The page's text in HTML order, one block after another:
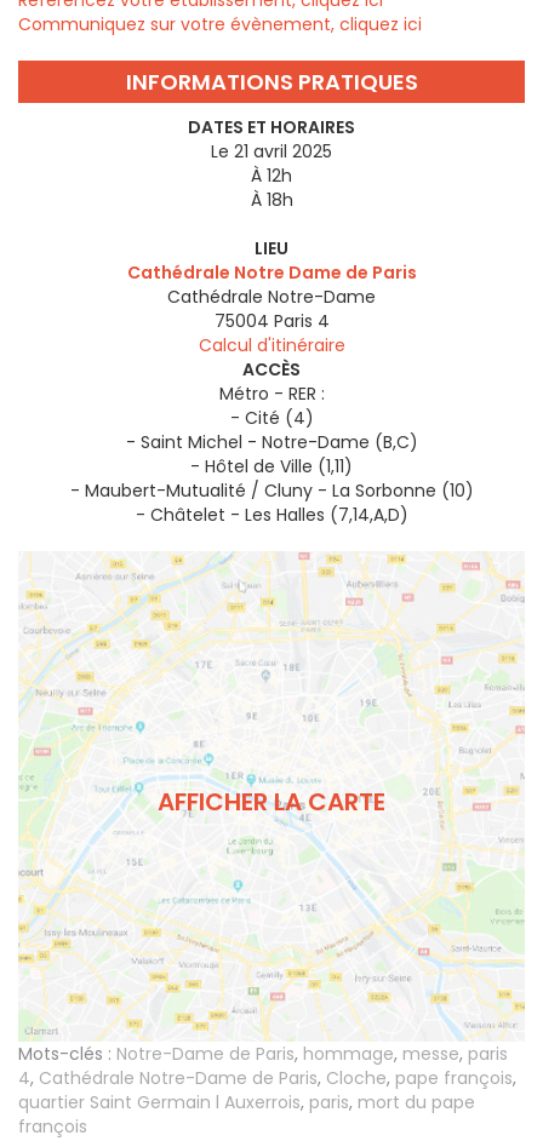
Communiquez sur votre évènement, cliquez ici
INFORMATIONS PRATIQUES
DATES ET HORAIRES
Le 21 avril 2025
À 12h
À 18h
LIEU
Cathédrale Notre Dame de Paris
Cathédrale Notre-Dame
75004 Paris 4
Calcul d'itinéraire
ACCÈS
Métro - RER :
- Cité (4)
- Saint Michel - Notre-Dame (B,C)
- Hôtel de Ville (1,11)
- Maubert-Mutualité / Cluny - La Sorbonne (10)
- Châtelet - Les Halles (7,14,A,D)
AFFICHER LA CARTE
Mots-clés : Notre-Dame de Paris, hommage, messe, paris
4, Cathédrale Notre-Dame de Paris, Cloche, pape françois,
quartier Saint Germain l Auxerrois, paris, mort du pape
françois